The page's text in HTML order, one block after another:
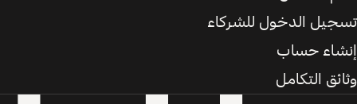
تسجيل الدخول للشركاء
إنشاء حساب
وثائق التكامل